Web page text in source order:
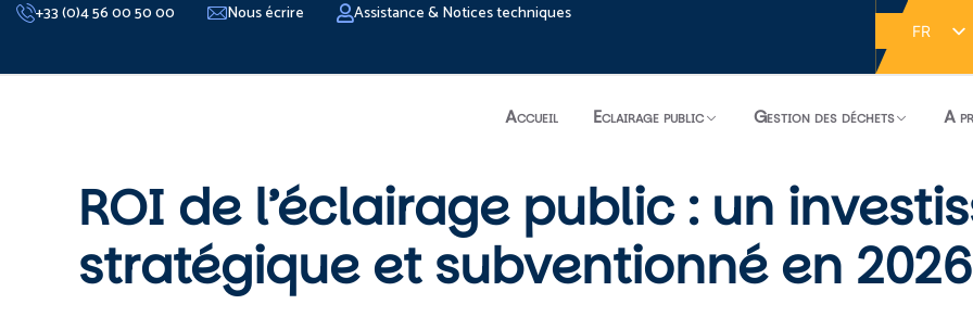
+33 (0)4 56 00 50 00 Nous écrire Assistance & Notices techniques
FR
Accueil Eclairage public Gestion des déchets A
ROI de l’éclairage public : un
stratégique et subventionné en